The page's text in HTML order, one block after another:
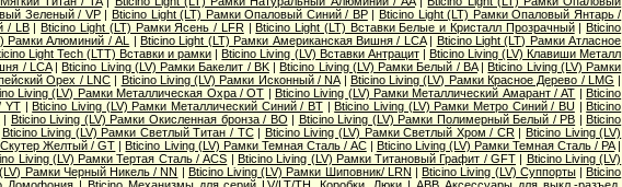
Зеленый / VP| Bticino Light (LT) Рамки Опаловый Синий / BP| Bticino Light (LT) Рамки Опаловый Янтарь /
/ LB|Bticino Light (LT) Рамки Ясень / LFR|Bticino Light (LT) Вставки Белые и Кристалл Прозрачный|Bticino
Рамки Алюминий / AL |Bticino Light (LT) Рамки Американская Вишня / LCA| Bticino Light (LT) Рамки Атласное
Light Tech (LTT) Вставки и рамки |Bticino Living (LV) Вставки Антрацит| Bticino Living (LV) Клавиши Металл
/ LCA|Bticino Living (LV) Рамки Бакелит / BK|Bticino Living (LV) Рамки Белый / BA|Bticino Living (LV) Рамки
Орех / LNC | Bticino Living (LV) Рамки Исконный / NA| Bticino Living (LV) Рамки Красное Дерево / LMG |
Living (LV) Рамки Металлическая Охра / OT | Bticino Living (LV) Рамки Металлический Амарант / AT |Bticino
YT|Bticino Living (LV) Рамки Металлический Синий / BT|Bticino Living (LV) Рамки Метро Синий / BU|Bticino
| Bticino Living (LV) Рамки Окисленная бронза / BO | Bticino Living (LV) Рамки Полимерный Белый / PB |Bticino
Bticino Living (LV) Рамки Светлый Титан / TC| Bticino Living (LV) Рамки Светлый Хром / CR|Bticino Living (LV)
Желтый / GT |Bticino Living (LV) Рамки Темная Сталь / AC| Bticino Living (LV) Рамки Темная Сталь / PA|
Living (LV) Рамки Тертая Сталь / ACS | Bticino Living (LV) Рамки Титановый Графит / GFT | Bticino Living (LV)
Рамки Черный Никель / NN | Bticino Living (LV) Рамки Шиповник/ LRN |Bticino Living (LV) Суппорты|Bticino